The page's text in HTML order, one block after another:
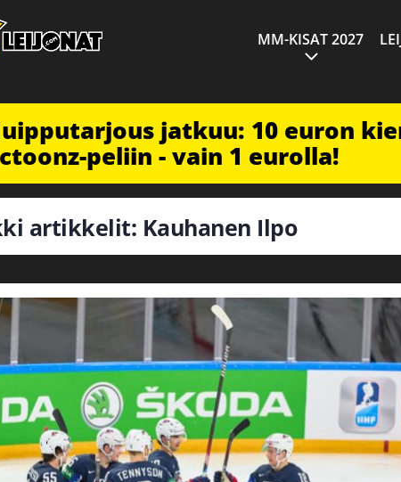
MM-KISAT 2027
jatkuu: 10 euron
peliin - vain 1 eurolla!
artikkelit: Kauhanen Ilpo